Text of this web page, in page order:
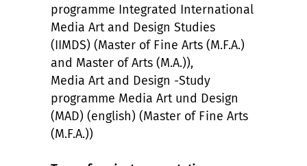
programme Integrated International
Media Art and Design Studies
(IIMDS) (Master of Fine Arts (M.F.A.)
and Master of Arts (M.A.)),
Media Art and Design -Study
programme Media Art und Design
(MAD) (english) (Master of Fine Arts
(M.F.A.))